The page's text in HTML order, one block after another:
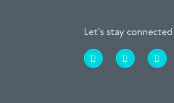
Let's stay connected